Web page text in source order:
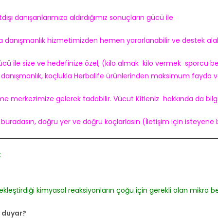
danışanlarımıza aldırdığımız sonuçların gücü ile
danışmanlık hizmetimizden hemen yararlanabilir ve destek
ile size ve hedefinize özel, (kilo almak kilo vermek sporcu
koçlukla Herbalife ürünlerinden maksimum fayda
merkezimize gelerek tadabilir. Vücut Kitleniz hakkında da
doğru yer ve doğru koçlarlasın (İletişim için
kimyasal reaksiyonların çoğu için gerekli olan mikro